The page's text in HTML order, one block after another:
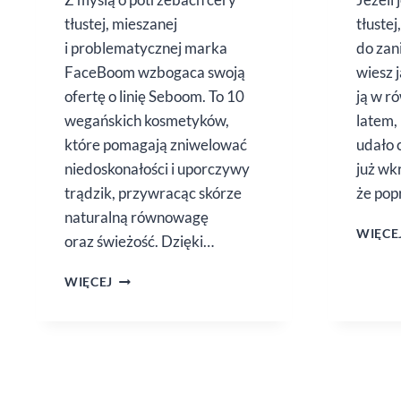
tłustej, mieszanej
i problematycznej marka
FaceBoom wzbogaca swoją
ofertę o linię Seboom. To 10
wegańskich kosmetyków,
które pomagają zniwelować
niedoskonałości i uporczywy
trądzik, przywracąc skórze
naturalną równowagę
oraz świeżość. Dzięki…
WIĘCEJ SEBOOM
do
wiesz
ją w
latem,
udało
już
że